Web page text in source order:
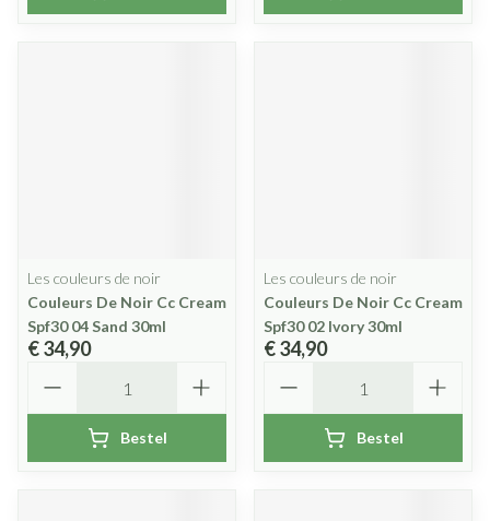
Les couleurs de noir
Couleurs De Noir Cc Cream
Spf30 04 Sand 30ml
€ 34,90
Bestel
Les couleurs de noir
Couleurs De Noir Cc Cream
Spf30 02 Ivory 30ml
€ 34,90
Bestel